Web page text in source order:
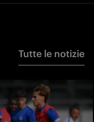
Tutte le notizie